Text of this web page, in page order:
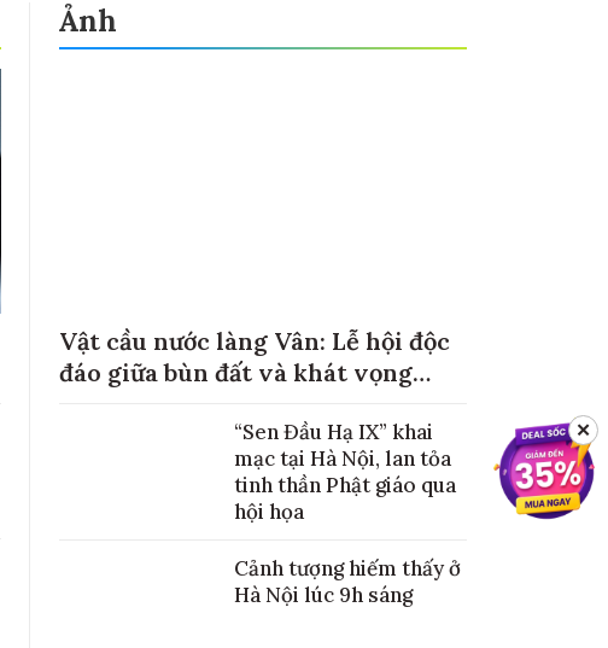
Ảnh
Vật cầu nước làng Vân: Lễ hội độc
đáo giữa bùn đất và khát vọng
“Sen Đầu Hạ IX” khai
mạc tại Hà Nội, lan tỏa
tinh thần Phật giáo qua
hội họa
Cảnh tượng hiếm thấy ở
Hà Nội lúc 9h sáng
✕